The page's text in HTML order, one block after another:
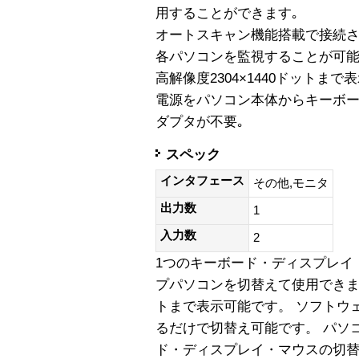
用することができます｡
オートスキャン機能搭載で接続
各パソコンを監視することが可
高解像度2304×1440ドットまで
電源をパソコン本体からキーボ
ダプタが不要｡
スペック
インタフェース
その他,モニタ
出力数
1
入力数
2
1つのキーボード・ディスプレ
プパソコンを切替えて使用でき
トまで表示可能です。 ソフト
るだけで切替え可能です。 パソ
ド・ディスプレイ・マウスの切